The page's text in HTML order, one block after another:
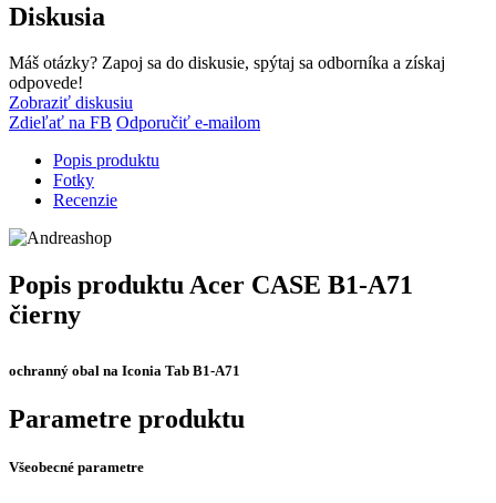
Diskusia
Máš otázky? Zapoj sa do diskusie, spýtaj sa odborníka a získaj
odpovede!
Zobraziť diskusiu
Zdieľať na FB Odporučiť e-mailom
Popis produktu
Fotky
Recenzie
Popis produktuAcer CASE B1-A71
čierny
ochranný obal na Iconia Tab B1-A71
Parametre produktu
Všeobecné parametre